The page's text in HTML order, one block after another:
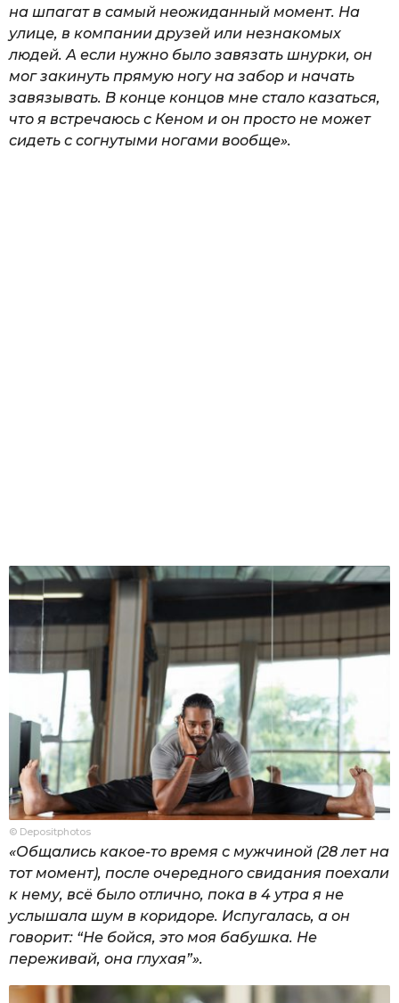
на шпагат в самый неожиданный момент. На
улице, в компании друзей или незнакомых
людей. А если нужно было завязать шнурки, он
мог закинуть прямую ногу на забор и начать
завязывать. В конце концов мне стало казаться,
что я встречаюсь с Кеном и он просто не может
сидеть с согнутыми ногами вообще».
© Depositphotos
«Общались какое-то время с мужчиной (28 лет на
тот момент), после очередного свидания поехали
к нему, всё было отлично, пока в 4 утра я не
услышала шум в коридоре. Испугалась, а он
говорит: “Не бойся, это моя бабушка. Не
переживай, она глухая”».